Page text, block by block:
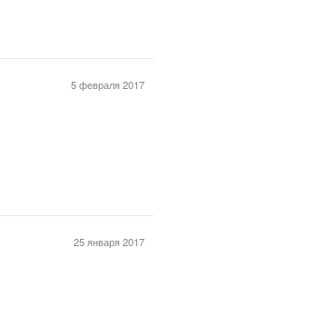
5 февраля 2017
25 января 2017